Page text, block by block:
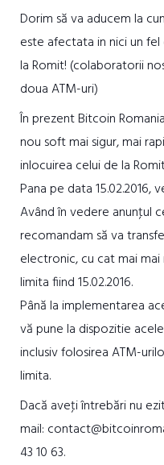
Dorim să va aducem la
este afectata in nici un
la Romit! (colaboratorii
doua ATM-uri)
În prezent Bitcoin
nou soft mai sigur, mai
inlocuirea celui de la
Pana pe data 15.02.2016,
Având în vedere anunţul
recomandam să va
electronic, cu cat mai
limita fiind 15.02.2016.
Până la implementarea
vă pune la dispozitie
inclusiv folosirea ATM-
limita.
Dacă aveţi întrebări nu
mail:
43 10 63.